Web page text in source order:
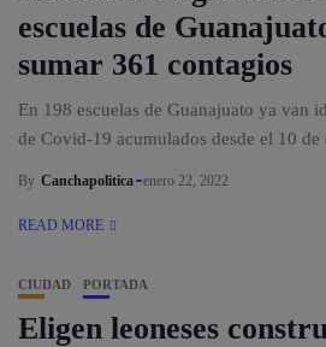
escuelas de
sumar 361 contagios
En 198 escuelas de Guanajuato ya van
de Covid-19 acumulados desde el 10 de
By Canchapolitica enero 22, 2022
READ MORE
CIUDAD PORTADA
Eligen leoneses